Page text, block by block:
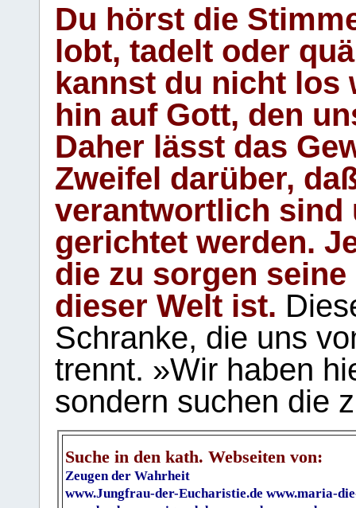
Du hörst die
lobt, tadelt oder
kannst du nicht los
hin auf Gott, den
Daher lässt das
Zweifel darüber,
verantwortlich sind
gerichtet werden.
die zu sorgen
dieser Welt ist.
Schranke, die uns
trennt. »Wir haben
sondern suchen die
Suche in den kath. Webseiten von:
Zeugen der Wahrheit
www.Jungfrau-der-Eucharistie.de www.maria-